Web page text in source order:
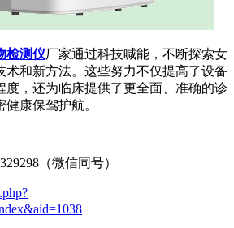
检测仪厂家通过科技喊能，不断探索女
术和新方法。这些努力不仅提高了设备
度，还为临床提供了更全面、准确的诊
康保驾护航。
（微信同号）